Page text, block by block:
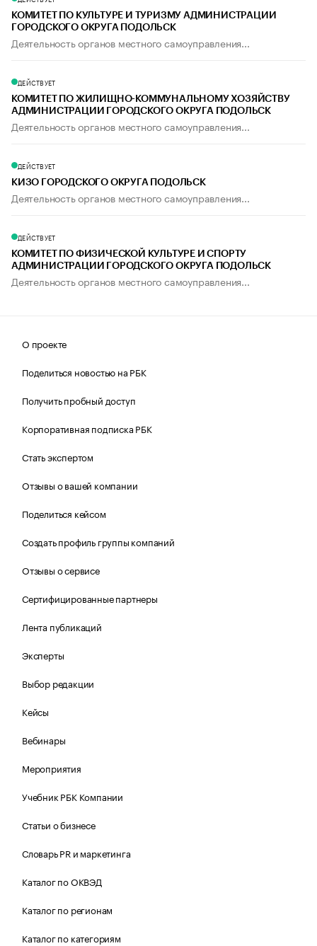
КОМИТЕТ ПО КУЛЬТУРЕ И ТУРИЗМУ АДМИНИСТРАЦИИ
ГОРОДСКОГО ОКРУГА ПОДОЛЬСК
Деятельность органов местного самоуправления...
ДЕЙСТВУЕТ
КОМИТЕТ ПО ЖИЛИЩНО-КОММУНАЛЬНОМУ ХОЗЯЙСТВУ
АДМИНИСТРАЦИИ ГОРОДСКОГО ОКРУГА ПОДОЛЬСК
Деятельность органов местного самоуправления...
ДЕЙСТВУЕТ
КИЗО ГОРОДСКОГО ОКРУГА ПОДОЛЬСК
Деятельность органов местного самоуправления...
ДЕЙСТВУЕТ
КОМИТЕТ ПО ФИЗИЧЕСКОЙ КУЛЬТУРЕ И СПОРТУ
АДМИНИСТРАЦИИ ГОРОДСКОГО ОКРУГА ПОДОЛЬСК
Деятельность органов местного самоуправления...
О проекте
Поделиться новостью на РБК
Получить пробный доступ
Корпоративная подписка РБК
Стать экспертом
Отзывы о вашей компании
Поделиться кейсом
Создать профиль группы компаний
Отзывы о сервисе
Сертифицированные партнеры
Лента публикаций
Эксперты
Выбор редакции
Кейсы
Вебинары
Мероприятия
Учебник РБК Компании
Статьи о бизнесе
Словарь PR и маркетинга
Каталог по ОКВЭД
Каталог по регионам
Каталог по категориям